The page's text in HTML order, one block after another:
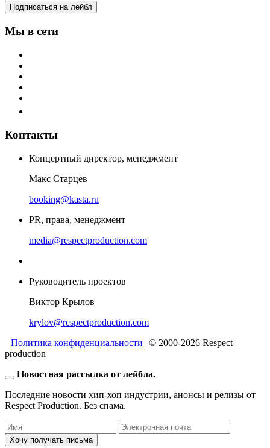
Подписаться на лейбл
Мы в сети
Контакты
Концертный директор, менеджмент
Макс Старцев
booking@kasta.ru
PR, права, менеджмент
media@respectproduction.com
Руководитель проектов
Виктор Крылов
krylov@respectproduction.com
Политика конфиденциальности
© 2000-2026 Respect
production
Новостная рассылка от лейбла.
Последние новости хип-хоп индустрии, анонсы и релизы от
Respect Production. Без спама.
Хочу получать письма